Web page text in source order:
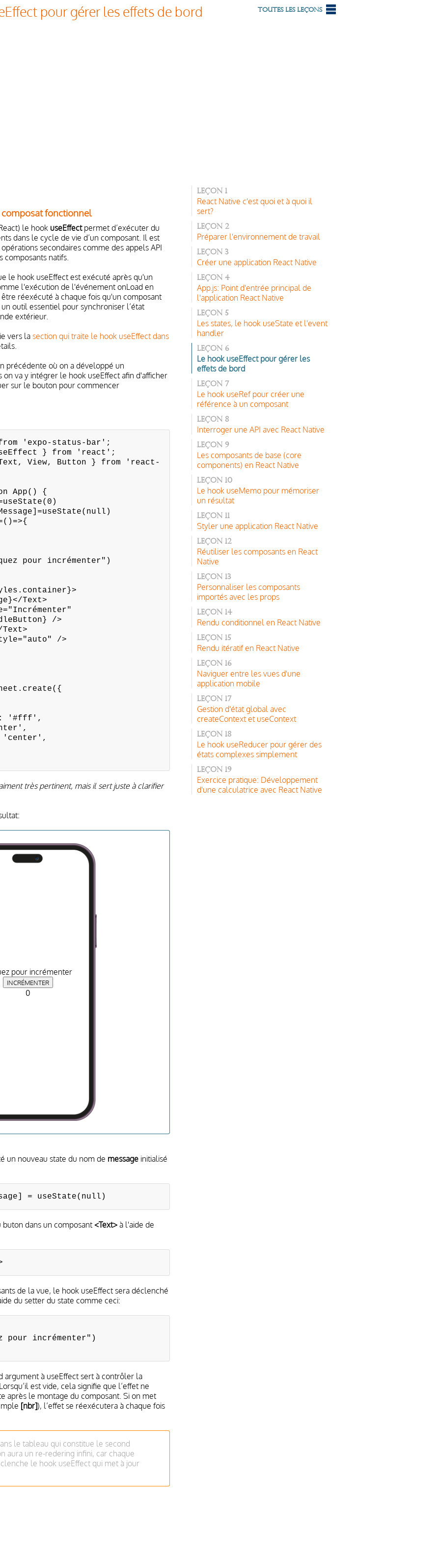
pour gérer les effets de bord Toutes les leçons
fonctionnel
le hook useEffectpermet d’exécuter du
dans le cycle de vie d’un composant. Il est
secondaires comme des appels API
composants natifs.
le hook useEffect est exécuté après qu'un
l'exécution de l'événement onLoad en
réexécuté à chaque fois qu'un composant
outil essentiel pour synchroniser l’état
extérieur.
vers la section qui traite le hook useEffect dans
précédente où on a développé un
va y intégrer le hook useEffect afin d'afficher
sur le bouton pour commencer
'expo-status-bar';
} from 'react';
View, Button } from 'react-
App() {
pour incrémenter")
Text>
/>
/>
'#fff',
très pertinent, mais il sert juste à clarifier
pour incrémenter
0
un nouveau state du nom de messageinitialisé
= useState(null)
buton dans un composant <Text>à l'aide de
de la vue, le hook useEffect sera déclenché
du setter du state comme ceci:
incrémenter")
argument à useEffect sert à contrôler la
est vide, cela signifie que l’effet ne
après le montage du composant. Si on met
[nbr]), l’effet se réexécutera à chaque fois
le tableau qui constitue le second
aura un re-redering infini, car chaque
le hook useEffect qui met à jour
Leçon 1
React Native c'est quoi et à quoi il
sert?
Leçon 2
Préparer l'environnement de travail
Leçon 3
Créer une application React Native
Leçon 4
App.js: Point d'entrée principal de
l'application React Native
Leçon 5
Les states, le hook useState et l'event
handler
Leçon 6
Le hook useEffect pour gérer les
effets de bord
Leçon 7
Le hook useRef pour créer une
référence à un composant
Leçon 8
Interroger une API avec React Native
Leçon 9
Les composants de base (core
components) en React Native
Leçon 10
Le hook useMemo pour mémoriser
un résultat
Leçon 11
Styler une application React Native
Leçon 12
Réutiliser les composants en React
Native
Leçon 13
Personnaliser les composants
importés avec les props
Leçon 14
Rendu conditionnel en React Native
Leçon 15
Rendu itératif en React Native
Leçon 16
Naviguer entre les vues d'une
application mobile
Leçon 17
Gestion d'état global avec
createContext et useContext
Leçon 18
Le hook useReducer pour gérer des
états complexes simplement
Leçon 19
Exercice pratique: Développement
d'une calculatrice avec React Native